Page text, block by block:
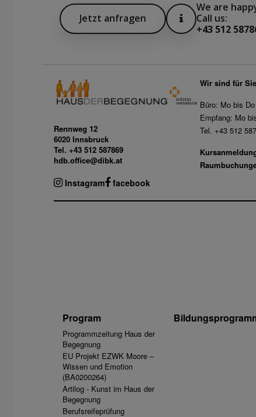
Jetzt anfragen Download
We are
Call us:
+43 512
Rennweg 12
6020 Innsbruck
Tel. +43 512 587869
hdb.office@dibk.at
Instagram facebook
Wir sind für
Büro: Mo bis
Empfang: Mo
Tel. +43 512
Program
Programmzeitung Haus der
Begegnung
EU Projekt EZWK Moore –
Wissen und Emotion
(BA0200264)
Artilog - Kunst im Haus der
Begegnung
Berufsreifeprüfung